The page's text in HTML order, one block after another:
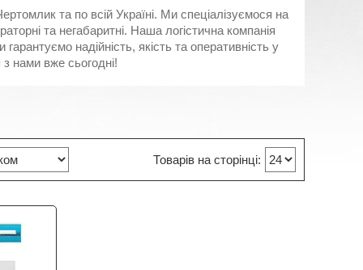
та по всій Україні. Ми спеціалізуємося на
та негабаритні. Наша логістична компанія
надійність, якість та оперативність у
нами вже сьогодні!